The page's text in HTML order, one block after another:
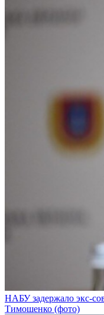
НАБУ задержало экс-
Тимошенко (фото)